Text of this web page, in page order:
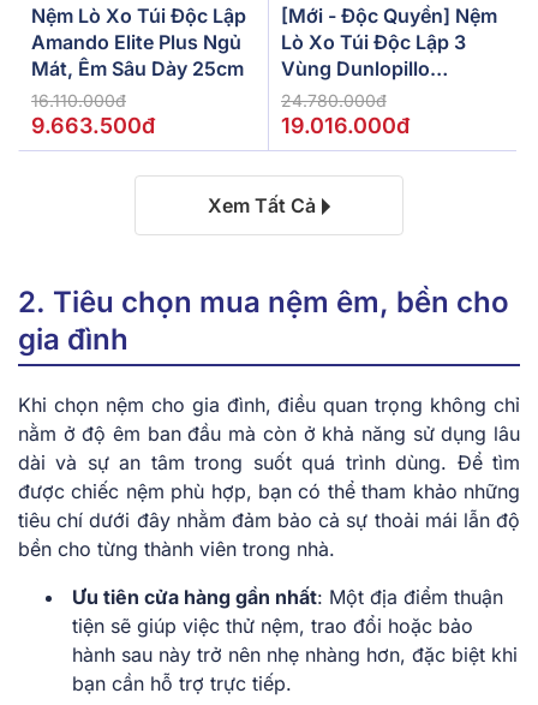
Nệm Lò Xo Túi Độc Lập
Amando Elite Plus Ngủ
Mát, Êm Sâu Dày 25cm
16.110.000đ
9.663.500đ
[Mới - Độc Quyền] Nệm
Lò Xo Túi Độc Lập 3
Vùng Dunlopillo
De.Stress Powerful
24.780.000đ
19.016.000đ
Xem Tất Cả
2. Tiêu chọn mua nệm êm, bền cho
gia đình
Khi chọn nệm cho gia đình, điều quan trọng không chỉ
nằm ở độ êm ban đầu mà còn ở khả năng sử dụng lâu
dài và sự an tâm trong suốt quá trình dùng. Để tìm
được chiếc nệm phù hợp, bạn có thể tham khảo những
tiêu chí dưới đây nhằm đảm bảo cả sự thoải mái lẫn độ
bền cho từng thành viên trong nhà.
Ưu tiên cửa hàng gần nhất: Một địa điểm thuận
tiện sẽ giúp việc thử nệm, trao đổi hoặc bảo
hành sau này trở nên nhẹ nhàng hơn, đặc biệt khi
bạn cần hỗ trợ trực tiếp.